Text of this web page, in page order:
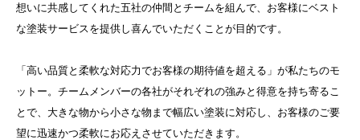
想いに共感してくれた五社の仲間とチームを組んで、お客様にベスト
な塗装サービスを提供し喜んでいただくことが目的です。
「高い品質と柔軟な対応力でお客様の期待値を超える」が私たちのモ
ットー。チームメンバーの各社がそれぞれの強みと得意を持ち寄るこ
とで、大きな物から小さな物まで幅広い塗装に対応し、お客様のご要
望に迅速かつ柔軟にお応えさせていただきます。